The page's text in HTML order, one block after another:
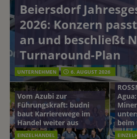
Beiersdorf
2026: Konzern
an und beschließt
Turnaround-Plan
UNTERNEHMEN 6. AUGUST 2026
Vom Azubi zur
Führungskraft: budni
baut Karrierewege im
Handel weiter aus
EINZELHANDEL
beim